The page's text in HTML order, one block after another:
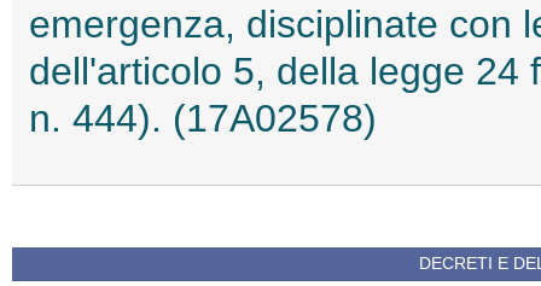
emergenza, disciplinate con
dell'articolo 5, della legge 24
n. 444). (17A02578)
DECRETI E